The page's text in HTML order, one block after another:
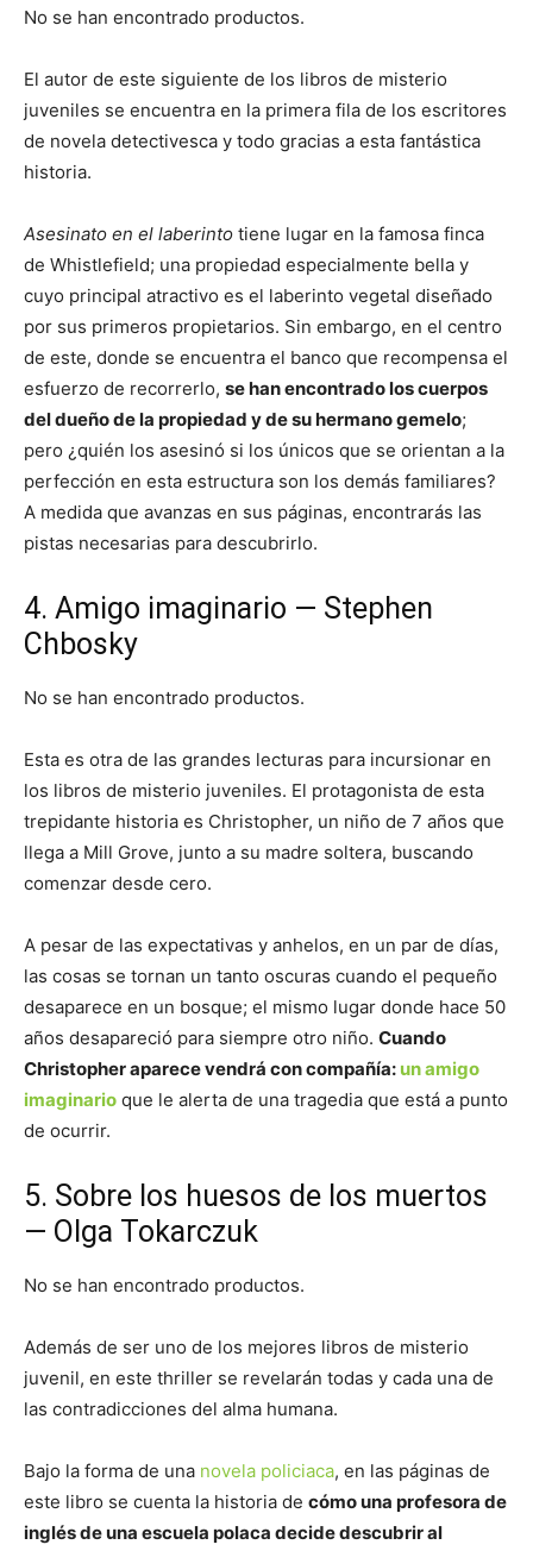
No se han encontrado productos.
El autor de este siguiente de los libros de misterio
juveniles se encuentra en la primera fila de los escritores
de novela detectivesca y todo gracias a esta fantástica
historia.
Asesinato en el laberinto tiene lugar en la famosa finca
de Whistlefield; una propiedad especialmente bella y
cuyo principal atractivo es el laberinto vegetal diseñado
por sus primeros propietarios. Sin embargo, en el centro
de este, donde se encuentra el banco que recompensa el
esfuerzo de recorrerlo, se han encontrado los cuerpos
del dueño de la propiedad y de su hermano gemelo;
pero ¿quién los asesinó si los únicos que se orientan a la
perfección en esta estructura son los demás familiares?
A medida que avanzas en sus páginas, encontrarás las
pistas necesarias para descubrirlo.
4. Amigo imaginario — Stephen
Chbosky
No se han encontrado productos.
Esta es otra de las grandes lecturas para incursionar en
los libros de misterio juveniles. El protagonista de esta
trepidante historia es Christopher, un niño de 7 años que
llega a Mill Grove, junto a su madre soltera, buscando
comenzar desde cero.
A pesar de las expectativas y anhelos, en un par de días,
las cosas se tornan un tanto oscuras cuando el pequeño
desaparece en un bosque; el mismo lugar donde hace 50
años desapareció para siempre otro niño. Cuando
Christopher aparece vendrá con compañía: un amigo
imaginario que le alerta de una tragedia que está a punto
de ocurrir.
5. Sobre los huesos de los muertos
— Olga Tokarczuk
No se han encontrado productos.
Además de ser uno de los mejores libros de misterio
juvenil, en este thriller se revelarán todas y cada una de
las contradicciones del alma humana.
Bajo la forma de una novela policiaca, en las páginas de
este libro se cuenta la historia de cómo una profesora de
inglés de una escuela polaca decide descubrir al